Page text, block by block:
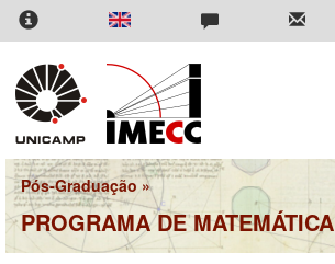
Pular
para
conteúdo
principal
Pós-Graduação »
PROGRAMA DE MATEMÁTICA